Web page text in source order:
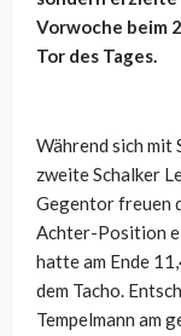
Vorwoche beim
Tor des Tages.
Während sich mit
zweite Schalker
Gegentor freuen
Achter-Position
hatte am Ende
dem Tacho.
Tempelmann am